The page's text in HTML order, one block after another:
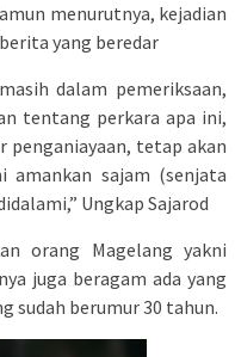
menurutnya, kejadian
yang beredar
dalam pemeriksaan,
tentang perkara apa ini,
penganiayaan, tetap akan
amankan sajam (senjata
Ungkap Sajarod
orang Magelang yakni
juga beragam ada yang
sudah berumur 30 tahun.